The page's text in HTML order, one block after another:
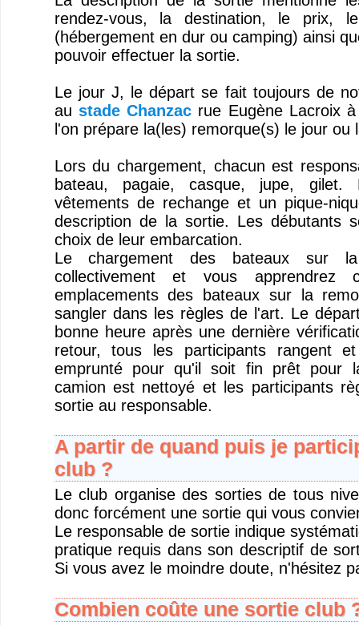
rendez-vous, la destination, le prix,
(hébergement en dur ou camping) ainsi
pouvoir effectuer la sortie.
Le jour J, le départ se fait toujours de
au stade Chanzac rue Eugène Lacroix
l'on prépare la(les) remorque(s) le jour ou
Lors du chargement, chacun est
bateau, pagaie, casque, jupe,
vêtements de rechange et un pique-
description de la sortie. Les débutants
choix de leur embarcation.
Le chargement des bateaux sur
collectivement et vous apprendrez
emplacements des bateaux sur la
sangler dans les règles de l'art. Le
bonne heure après une dernière
retour, tous les participants rangent
emprunté pour qu'il soit fin prêt pour
camion est nettoyé et les participants
sortie au responsable.
A partir de quand puis je
club ?
Le club organise des sorties de tous
donc forcément une sortie qui vous
Le responsable de sortie indique
pratique requis dans son descriptif de
Si vous avez le moindre doute, n'hésitez
Combien coûte une sortie club